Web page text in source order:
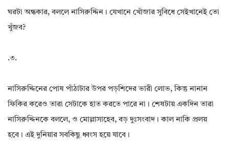
ঘরটা অন্ধকার, বললে নাসিরুদ্দিন। যেখানে খোঁজার সুবিধে সেইখানেই তো
খুঁজব?
.৩.
নাসিরুদ্দিনের পোষ পাঁঠাটার উপর পড়শিদের ভারী লোভ, কিন্তু নানান
ফিকির করেও তারা সেটাকে হাত করতে পারে না। শেষটায় একদিন তারা
নাসিরুদ্দিনকে বললে, ও মোল্লাসাহেব, বড় দুঃসংবাদ। কাল নাকি প্রলয়
হবে। এই দুনিয়ার সবকিছু ধ্বংস হয়ে যাবে।